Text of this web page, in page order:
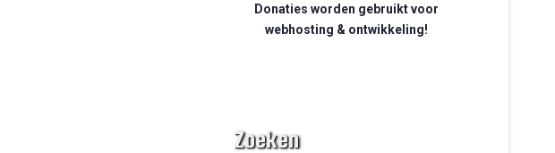
Donaties worden gebruikt voor
webhosting & ontwikkeling!
Zoeken